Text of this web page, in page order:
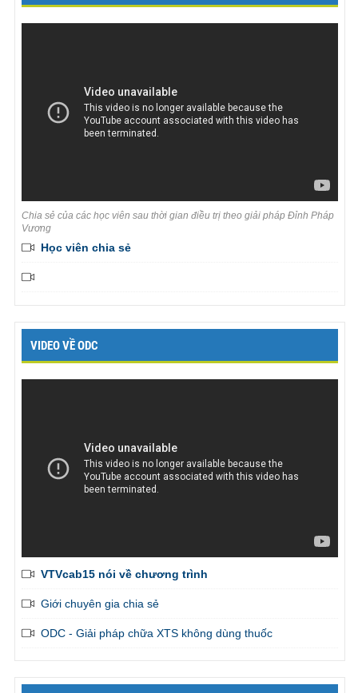
Chia sẻ của các học viên sau thời gian điều trị theo giải pháp Đỉnh Pháp
Vương
Học viên chia sẻ
VIDEO VỀ ODC
VTVcab15 nói về chương trình
Giới chuyên gia chia sẻ
ODC - Giải pháp chữa XTS không dùng thuốc